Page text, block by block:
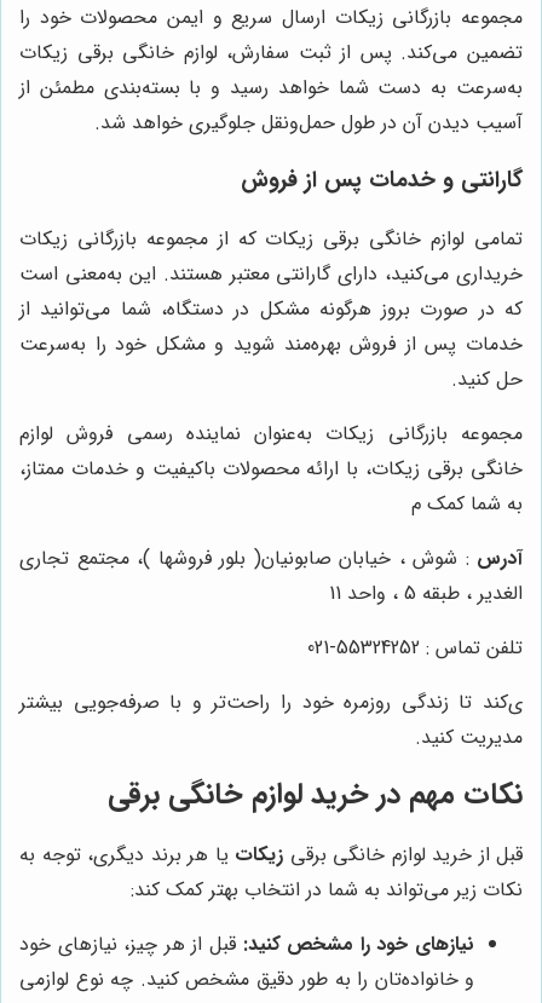
مجموعه بازرگانی زیکات ارسال سریع و ایمن محصولات خود را
تضمین می‌کند. پس از ثبت سفارش، لوازم خانگی برقی زیکات
به‌سرعت به دست شما خواهد رسید و با بسته‌بندی مطمئن از
آسیب دیدن آن در طول حمل‌ونقل جلوگیری خواهد شد.
گارانتی و خدمات پس از فروش
تمامی لوازم خانگی برقی زیکات که از مجموعه بازرگانی زیکات
خریداری می‌کنید، دارای گارانتی معتبر هستند. این به‌معنی است
که در صورت بروز هرگونه مشکل در دستگاه، شما می‌توانید از
خدمات پس از فروش بهره‌مند شوید و مشکل خود را به‌سرعت
حل کنید.
مجموعه بازرگانی زیکات به‌عنوان نماینده رسمی فروش لوازم
خانگی برقی زیکات، با ارائه محصولات باکیفیت و خدمات ممتاز،
به شما کمک م
آدرس : شوش ، خیابان صابونیان( بلور فروشها )، مجتمع تجاری
الغدیر ، طبقه 5 ، واحد 11
تلفن تماس : 55324252-021
ی‌کند تا زندگی روزمره خود را راحت‌تر و با صرفه‌جویی بیشتر
مدیریت کنید.
نکات مهم در خرید لوازم خانگی برقی
قبل از خرید لوازم خانگی برقی زیکات یا هر برند دیگری، توجه به
نکات زیر می‌تواند به شما در انتخاب بهتر کمک کند:
نیازهای خود را مشخص کنید: قبل از هر چیز، نیازهای خود
و خانواده‌تان را به طور دقیق مشخص کنید. چه نوع لوازمی